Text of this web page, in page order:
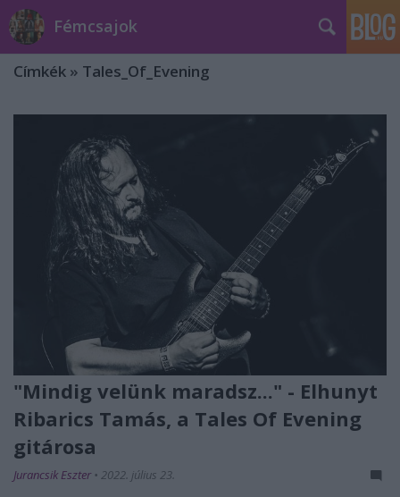
Fémcsajok
Címkék » Tales_Of_Evening
"Mindig velünk maradsz..." - Elhunyt
Ribarics Tamás, a Tales Of Evening
gitárosa
Jurancsik Eszter • 2022. július 23.